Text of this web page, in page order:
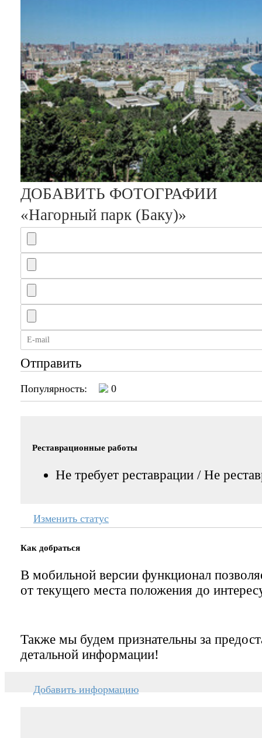
Изменить
ДОБАВИТЬ ФОТОГРАФИИ
«Нагорный парк (Баку)»
Отправить
Популярность: 0
Реставрационные работы
Не требует реставрации / Не
Изменить статус
Как добраться
В мобильной версии функционал
от текущего места положения до
Также мы будем признательны за
детальной информации!
Добавить информацию